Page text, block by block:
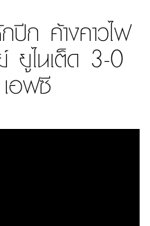
ก ค้างคาวไฟ
ยูไนเต็ด 3-0
อฟซี